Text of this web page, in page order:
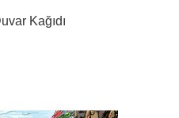
Kağıdı